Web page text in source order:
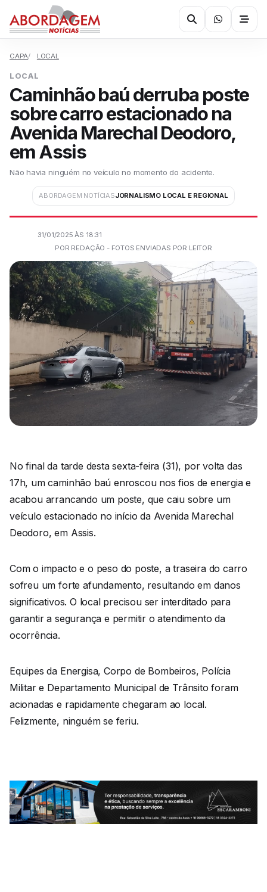
CAPA LOCAL
LOCAL
Caminhão baú derruba poste
sobre carro estacionado na
Avenida Marechal Deodoro,
em Assis
Não havia ninguém no veículo no momento do acidente.
ABORDAGEM NOTÍCIASJORNALISMO LOCAL E REGIONAL
31/01/2025 ÀS 18:31
POR REDAÇÃO - FOTOS ENVIADAS POR LEITOR
No final da tarde desta sexta-feira (31), por volta das
17h, um caminhão baú enroscou nos fios de energia e
acabou arrancando um poste, que caiu sobre um
veículo estacionado no início da Avenida Marechal
Deodoro, em Assis.
Com o impacto e o peso do poste, a traseira do carro
sofreu um forte afundamento, resultando em danos
significativos. O local precisou ser interditado para
garantir a segurança e permitir o atendimento da
ocorrência.
Equipes da Energisa, Corpo de Bombeiros, Polícia
Militar e Departamento Municipal de Trânsito foram
acionadas e rapidamente chegaram ao local.
Felizmente, ninguém se feriu.